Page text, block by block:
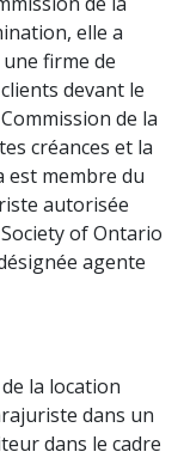
elle a
firme de
devant le
de la
créances et la
est membre du
autorisée
of Ontario
agente
la location
dans un
dans le cadre